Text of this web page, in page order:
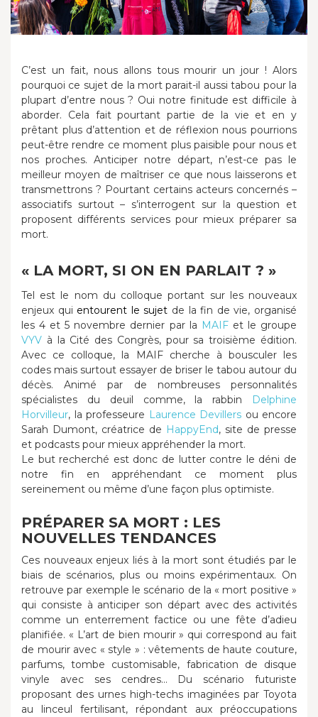
C’est un fait, nous allons tous mourir un jour ! Alors
pourquoi ce sujet de la mort parait-il aussi tabou pour la
plupart d’entre nous ? Oui notre finitude est difficile à
aborder. Cela fait pourtant partie de la vie et en y
prêtant plus d’attention et de réflexion nous pourrions
peut-être rendre ce moment plus paisible pour nous et
nos proches. Anticiper notre départ, n’est-ce pas le
meilleur moyen de maîtriser ce que nous laisserons et
transmettrons ? Pourtant certains acteurs concernés –
associatifs surtout – s’interrogent sur la question et
proposent différents services pour mieux préparer sa
mort.
« LA MORT, SI ON EN PARLAIT ? »
Tel est le nom du colloque portant sur les nouveaux
enjeux qui entourent le sujet de la fin de vie, organisé
les 4 et 5 novembre dernier par la MAIFet le groupe
VYV à la Cité des Congrès, pour sa troisième édition.
Avec ce colloque, la MAIF cherche à bousculer les
codes mais surtout essayer de briser le tabou autour du
décès. Animé par de nombreuses personnalités
spécialistes du deuil comme, la rabbin
Delphine
Horvilleur, la professeure Laurence Devillers ou encore
Sarah Dumont, créatrice de HappyEnd, site de presse
et podcasts pour mieux appréhender la mort.
Le but recherché est donc de lutter contre le déni de
notre fin en appréhendant ce moment plus
sereinement ou même d’une façon plus optimiste.
PRÉPARER SA MORT : LES
NOUVELLES TENDANCES
Ces nouveaux enjeux liés à la mort sont étudiés par le
biais de scénarios, plus ou moins expérimentaux. On
retrouve par exemple le scénario de la « mort positive »
qui consiste à anticiper son départ avec des activités
comme un enterrement factice ou une fête d’adieu
planifiée. « L’art de bien mourir » qui correspond au fait
de mourir avec « style » : vêtements de haute couture,
parfums, tombe customisable, fabrication de disque
vinyle avec ses cendres… Du scénario futuriste
proposant des urnes high-techs imaginées par Toyota
au linceul fertilisant, répondant aux préoccupations